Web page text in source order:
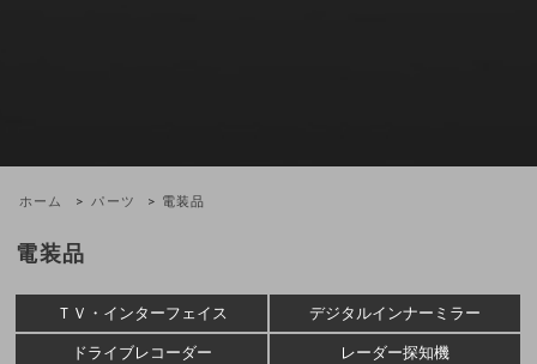
ホーム > パーツ > 電装品
電装品
ＴＶ・インターフェイス デジタルインナーミラー
ドライブレコーダー レーダー探知機